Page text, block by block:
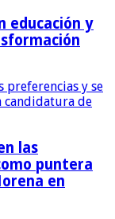
educación y
las
puntera
en